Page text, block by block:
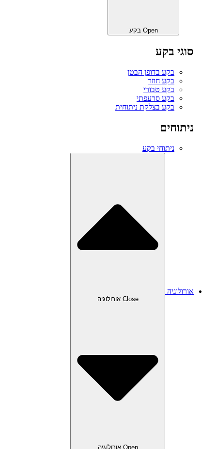
Open בקע
סוגי בקע
בקע בדופן הבטן
בקע חוזר
בקע טבורי
בקע סרעפתי
בקע בצלקת ניתוחית
ניתוחים
ניתוחי בקע
אורולוגיה
Close אורולוגיה
Open אורולוגיה